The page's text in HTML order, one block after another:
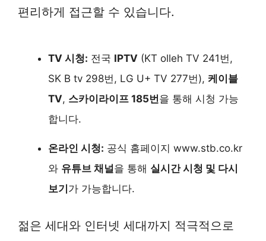
편리하게 접근할 수 있습니다.
TV 시청: 전국 IPTV (KT olleh TV 241번,
SK B tv 298번, LG U+ TV 277번), 케이블
TV, 스카이라이프 185번을 통해 시청 가능
합니다.
온라인 시청: 공식 홈페이지 www.stb.co.kr
와 유튜브 채널을 통해 실시간 시청 및 다시
보기가 가능합니다.
젊은 세대와 인터넷 세대까지 적극적으로